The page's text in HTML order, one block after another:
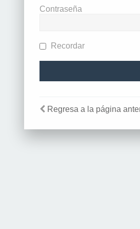
Contraseña
Recordar
Regresa a la página